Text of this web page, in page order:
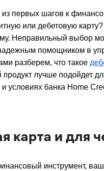
первых шагов к
или дебетовую
Неправильный выбор
помощником в
разберем, что такое
лучше подойдет
условиях банка Home
карта и для
инструмент,